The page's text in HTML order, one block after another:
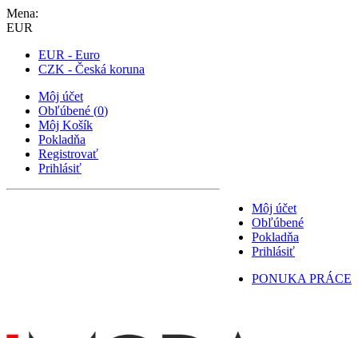
Mena:
EUR
EUR - Euro
CZK - Česká koruna
Môj účet
Obľúbené (0)
Môj Košík
Pokladňa
Registrovať
Prihlásiť
Môj účet
Obľúbené
Pokladňa
Prihlásiť
PONUKA PRÁCE